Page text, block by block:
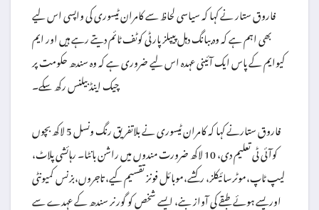
فاروق ستار نے کہا کہ سیاسی لحاظ سے کامران ٹیسوری کی واپسی اس لیے
بھی اہم ہے کہ وہ ببانگ دہل پیپلزپارٹی کوٹف ٹائم دیتے رہے ہیں اور ایم
کیوایم کے پاس ایک آئینی عہدہ اس لیے ضروری ہے کہ وہ سندھ حکومت پر
چیک اینڈ بیلنس رکھ سکے۔
فاروق ستارنے کہا کہ کامران ٹیسوری نے بلاتفریق رنگ ونسل 5 لاکھ بچوں
کوآئی ٹی تعلیم دی، 10 لاکھ ضرورت مندوں میں راشن بانٹا۔ رہائشی پلاٹ،
لیپ ٹاپ،موٹرسائیکلز، رکشے،موبائل فونز تقسیم کیے، تاجروں،بزنس کمیونٹی
اور پسے ہوئے طبقے کی آواز بنے، ایسے شخص کو گورنر سندھ کے عہدے سے